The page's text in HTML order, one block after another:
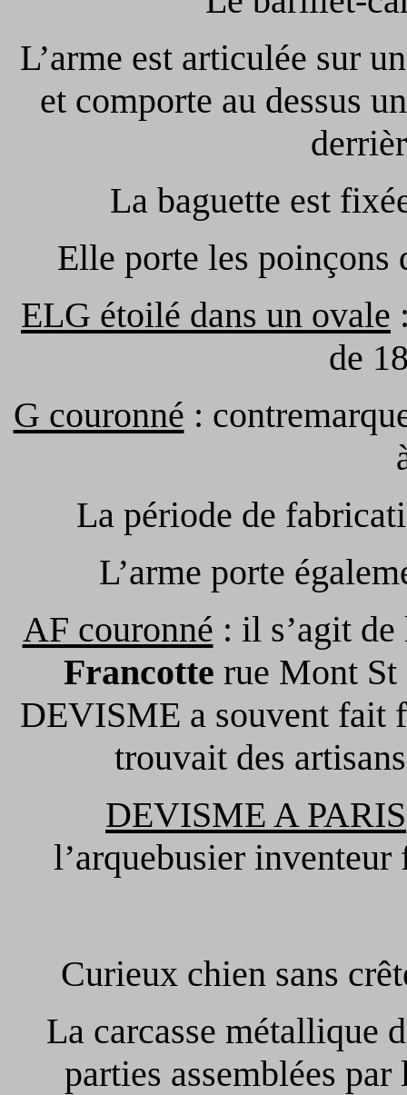
L’arme est articulée sur
et comporte au dessus
La baguette est
Elle porte les poinçons
ELG étoilé dans un ovale
de
G couronné :
La période de
L’arme porte
AF couronné : il s’agit
Francotte rue Mont
DEVISME a souvent fait
trouvait des
DEVISME A PARIS
l’arquebusier
Curieux chien sans
La carcasse métallique
parties assemblées